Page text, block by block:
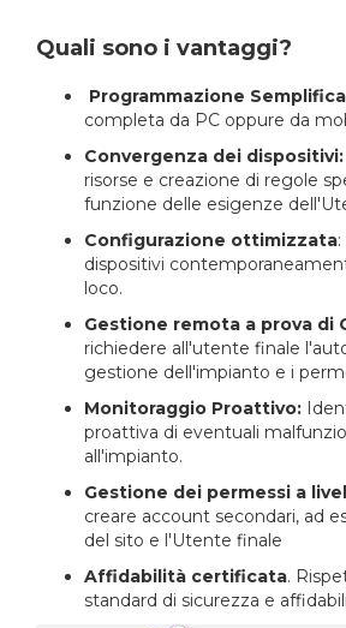
Quali sono i vantaggi?
Programmazione
completa da PC oppure da
Convergenza dei dispositivi:
risorse e creazione di regole
funzione delle esigenze
Configurazione ottimizzata
dispositivi
loco.
Gestione remota a prova di
richiedere all'utente finale
gestione dell'impianto e i
Monitoraggio Proattivo:
proattiva di eventuali
all'impianto.
Gestione dei permessi a
creare account secondari, ad
del sito e l'Utente finale
Affidabilità certificata.
standard di sicurezza e